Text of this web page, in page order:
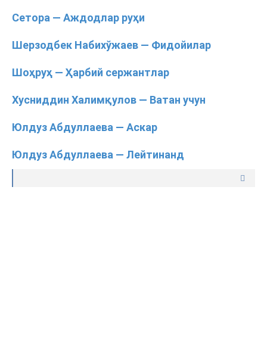
Сетора — Аждодлар руҳи
Шерзодбек Набихўжаев — Фидойилар
Шоҳруҳ — Ҳарбий сержантлар
Хусниддин Халимқулов — Ватан учун
Юлдуз Абдуллаева — Аскар
Юлдуз Абдуллаева — Лейтинанд